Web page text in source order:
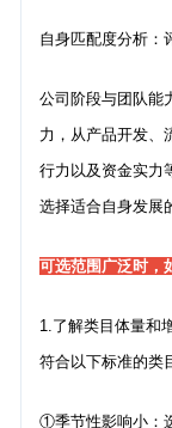
自身匹配度分析：
公司阶段与团队能
力，从产品开发、
行力以及资金实力
选择适合自身发展
可选范围广泛时，
1.了解类目体量和
符合以下标准的类
①季节性影响小：